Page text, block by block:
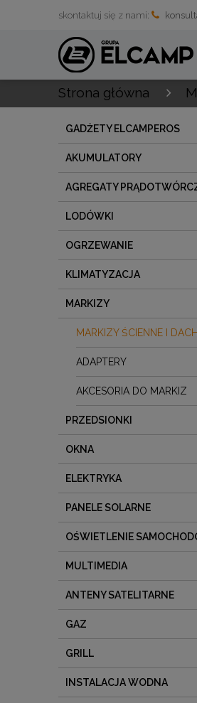
skontaktuj się z nami:
Strona główna
GADŻETY ELCAMPEROS
AKUMULATORY
AGREGATY
LODÓWKI
OGRZEWANIE
KLIMATYZACJA
MARKIZY
MARKIZY ŚCIENNE I
ADAPTERY
AKCESORIA DO MARKIZ
PRZEDSIONKI
OKNA
ELEKTRYKA
PANELE SOLARNE
OŚWIETLENIE
MULTIMEDIA
ANTENY SATELITARNE
GAZ
GRILL
INSTALACJA WODNA